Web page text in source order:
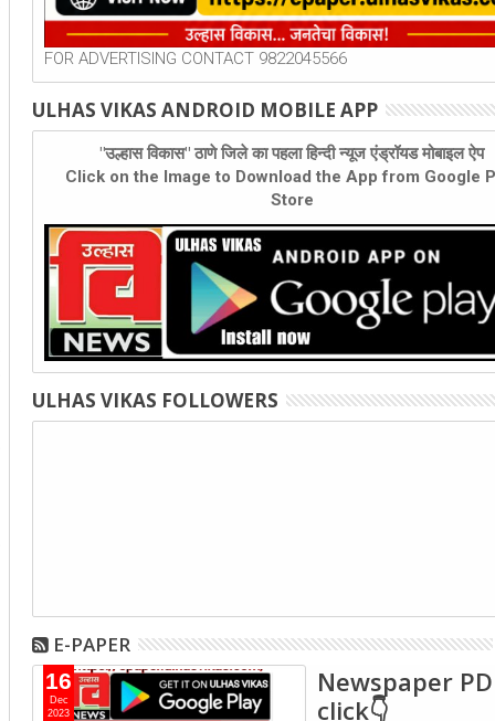
FOR ADVERTISING CONTACT 9822045566
ULHAS VIKAS ANDROID MOBILE APP
"उल्हास विकास" ठाणे जिले का पहला हिन्दी न्यूज एंड्रॉयड मोबाइल ऐप
Click on the Image to Download the App from Google
Store
ULHAS VIKAS FOLLOWERS
E-PAPER
16
Dec
2023
Newspaper
click👇